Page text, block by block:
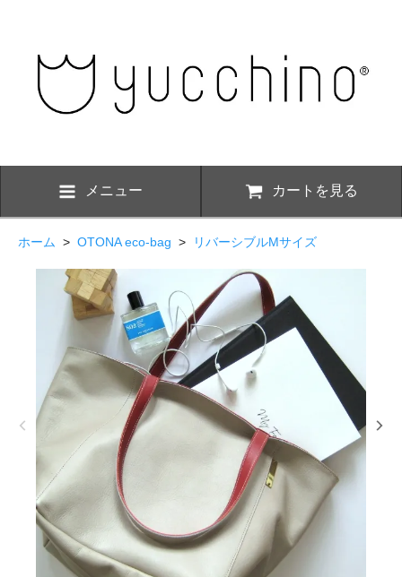
メニュー カートを見る
ホーム > OTONA eco-bag > リバーシブルMサイズ